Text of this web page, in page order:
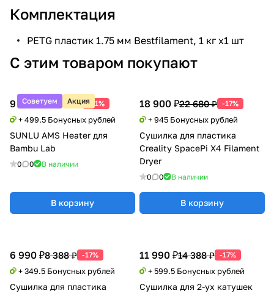
Комплектация
PETG пластик 1.75 мм Bestfilament, 1 кг х1 шт
С этим товаром покупают
Советуем Акция
9 990 ₽20 388 ₽ -51%
+ 499.5 Бонусных рублей
SUNLU AMS Heater для
Bambu Lab
0 0 В наличии
В корзину
18 900 ₽22 680 ₽ -17%
+ 945 Бонусных рублей
Сушилка для пластика
Creality SpacePi X4 Filament
Dryer
0 0 В наличии
В корзину
6 990 ₽8 388 ₽ -17%
+ 349.5 Бонусных рублей
Сушилка для пластика
11 990 ₽14 388 ₽ -17%
+ 599.5 Бонусных рублей
Сушилка для 2-ух катушек